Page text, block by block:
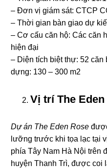
– Đơn vị giám sát: CTCP
– Thời gian bàn giao dự
– Cơ cấu căn hộ: Các căn
hiện đại
– Diện tích biệt thự: 52 căn
dựng: 130 – 300 m2
Vị trí The
Dự án The Eden Rose
lưỡng trước khi tọa lạc tại
phía Tây Nam Hà Nội trên
huyện Thanh Trì, được coi